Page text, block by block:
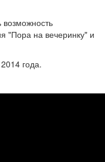
"Пора на вечеринку" и
года.